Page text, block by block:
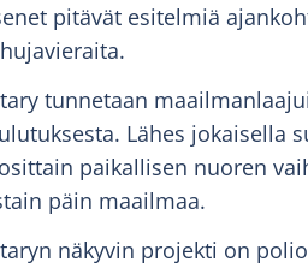
pitävät esitelmiä
tunnetaan
Lähes jokaisella
paikallisen nuoren
päin maailmaa.
näkyvin projekti on